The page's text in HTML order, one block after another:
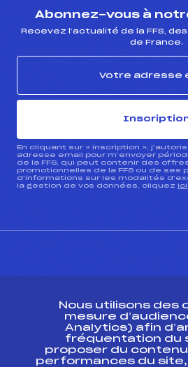
Abonnez-vous à
Recevez l’actualité de la FFS,
de France.
En cliquant sur « inscription »,
adresse email pour m’envoyer
de la FFS, qui peut contenir des
promotionnelles de la FFS ou de ses
d’informations sur les modalités
la gestion de vos données, cliquez ici
ESPACE PRESSE
Ressources
Pass’Neige
Nous utilisons des
mesure
Analytics) afin
fréquentation du
proposer du
performances du site,